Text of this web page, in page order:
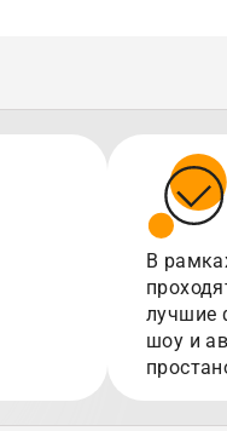
В
лучшие
шоу и